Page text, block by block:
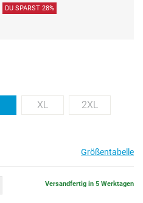
DU SPARST 28%
XL 2XL
Größentabelle
Versandfertig in 5 Werktagen